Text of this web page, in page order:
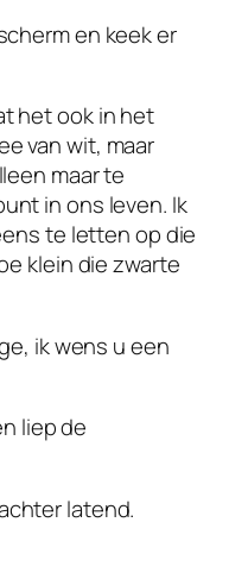
en keek er
het ook in het
van wit, maar
maar te
in ons leven. Ik
te letten op die
klein die zwarte
ik wens u een
liep de
latend.